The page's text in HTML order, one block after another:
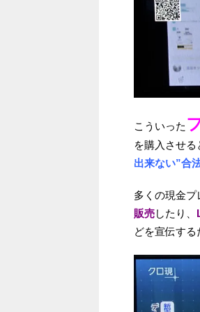
こういった
を購入させる
出来ない”合
多くの現金
販売したり、
どを宣伝する